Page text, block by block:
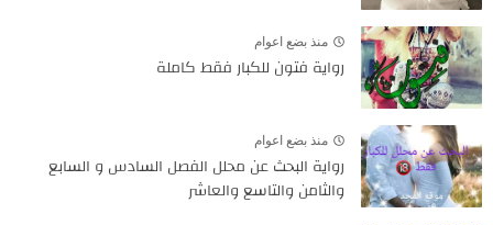
منذ بضع اعوام
رواية فتون للكبار فقط كاملة
منذ بضع اعوام
رواية البحث عن محلل الفصل السادس و السابع
والثامن والتاسع والعاشر